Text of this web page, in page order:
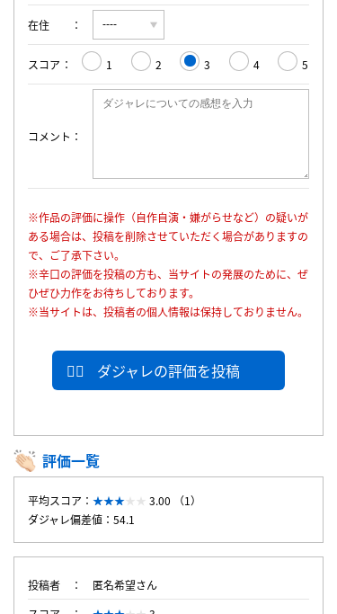
在住
スコア 1 2 3 4 5
コメント
※作品の評価に操作（自作自演・嫌がらせなど）の疑いが
ある場合は、投稿を削除させていただく場合がありますの
で、ご了承下さい。
※辛口の評価を投稿の方も、当サイトの発展のために、ぜ
ひぜひ力作をお待ちしております。
※当サイトは、投稿者の個人情報は保持しておりません。
ダジャレの評価を投稿
評価一覧
平均スコア：
3.00 （1）
ダジャレ偏差値：54.1
投稿者
匿名希望さん